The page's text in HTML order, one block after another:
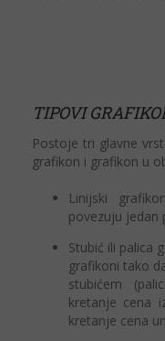
TIPOVI
Postoje tri glavne
grafikon i grafikon u
Linijski
povezuju jedan
Stubić ili palica
grafikoni tako
stubićem
kretanje cena
kretanje cena